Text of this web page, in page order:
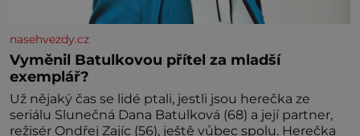
nasehvezdy.cz
Vyměnil Batulkovou přítel za mladší
exemplář?
Už nějaký čas se lidé ptali, jestli jsou herečka ze
seriálu Slunečná Dana Batulková (68) a její partner,
režisér Ondřej Zajíc (56), ještě vůbec spolu. Herečka